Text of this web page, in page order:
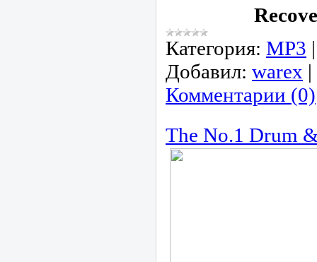
Категория: МР3
Добавил: warex |
Комментарии (0)
The No.1 Drum